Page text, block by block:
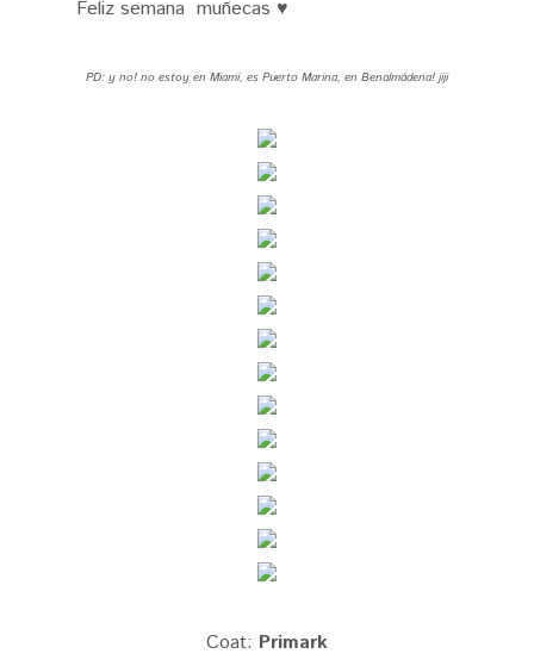
Feliz semana muñecas ♥
PD: y no! no estoy en Miami, es Puerto Marina, en Benalmádena! jiji
Coat: Primark